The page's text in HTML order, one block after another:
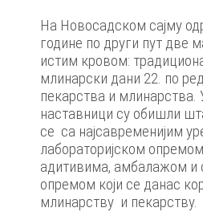
На Новосадском сајму
године по други пут две
истим кровом:
млинарски дани 22. по
пекарства и млинарства.
наставници су обишли
се са најсавременијим
лабораторијском
адитивима, амбалажом и
опремом који се данас
млинарству и пекарству.